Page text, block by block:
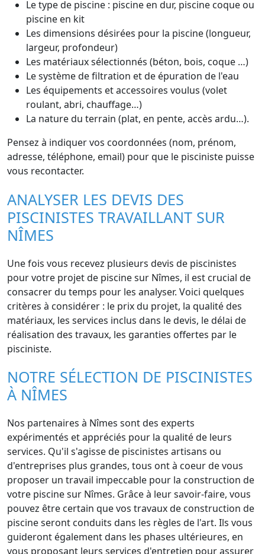
Le type de piscine : piscine en dur, piscine coque ou
piscine en kit
Les dimensions désirées pour la piscine (longueur,
largeur, profondeur)
Les matériaux sélectionnés (béton, bois, coque …)
Le système de filtration et de épuration de l'eau
Les équipements et accessoires voulus (volet
roulant, abri, chauffage…)
La nature du terrain (plat, en pente, accès ardu…).
Pensez à indiquer vos coordonnées (nom, prénom,
adresse, téléphone, email) pour que le pisciniste puisse
vous recontacter.
ANALYSER LES DEVIS DES
PISCINISTES TRAVAILLANT SUR
NÎMES
Une fois vous recevez plusieurs devis de piscinistes
pour votre projet de piscine sur Nîmes, il est crucial de
consacrer du temps pour les analyser. Voici quelques
critères à considérer : le prix du projet, la qualité des
matériaux, les services inclus dans le devis, le délai de
réalisation des travaux, les garanties offertes par le
pisciniste.
NOTRE SÉLECTION DE PISCINISTES
À NÎMES
Nos partenaires à Nîmes sont des experts
expérimentés et appréciés pour la qualité de leurs
services. Qu'il s'agisse de piscinistes artisans ou
d'entreprises plus grandes, tous ont à coeur de vous
proposer un travail impeccable pour la construction de
votre piscine sur Nîmes. Grâce à leur savoir-faire, vous
pouvez être certain que vos travaux de construction de
piscine seront conduits dans les règles de l'art. Ils vous
guideront également dans les phases ultérieures, en
vous proposant leurs services d'entretien pour assurer